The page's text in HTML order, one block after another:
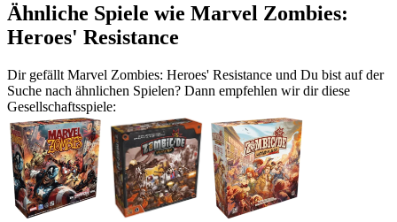
Ähnliche Spiele wie Marvel Zombies:
Heroes' Resistance
Dir gefällt Marvel Zombies: Heroes' Resistance und Du bist auf der
Suche nach ähnlichen Spielen? Dann empfehlen wir dir diese
Gesellschaftsspiele: